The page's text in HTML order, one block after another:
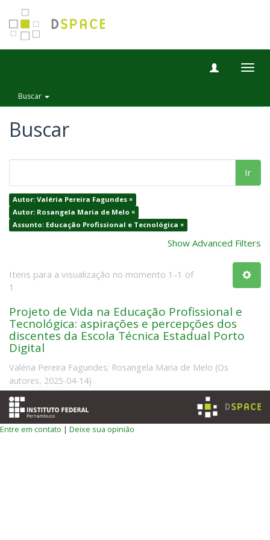
Buscar
Buscar
Ir
Autor: Valéria Pereira Fagundes ×
Autor: Rosangela Maria de Melo ×
Assunto: Educação Profissional e Tecnológica ×
Show Advanced Filters
Itens para a visualização no momento 1-1 of
1
Projeto de Vida na Educação Profissional e
Tecnológica: aspirações e percepções dos
discentes da Escola Técnica Estadual Porto
Digital
Valéria Pereira Fagundes; Rosangela Maria de Melo (Os
autores, 2025-04-14)
Entre em contato | Deixe sua opinião